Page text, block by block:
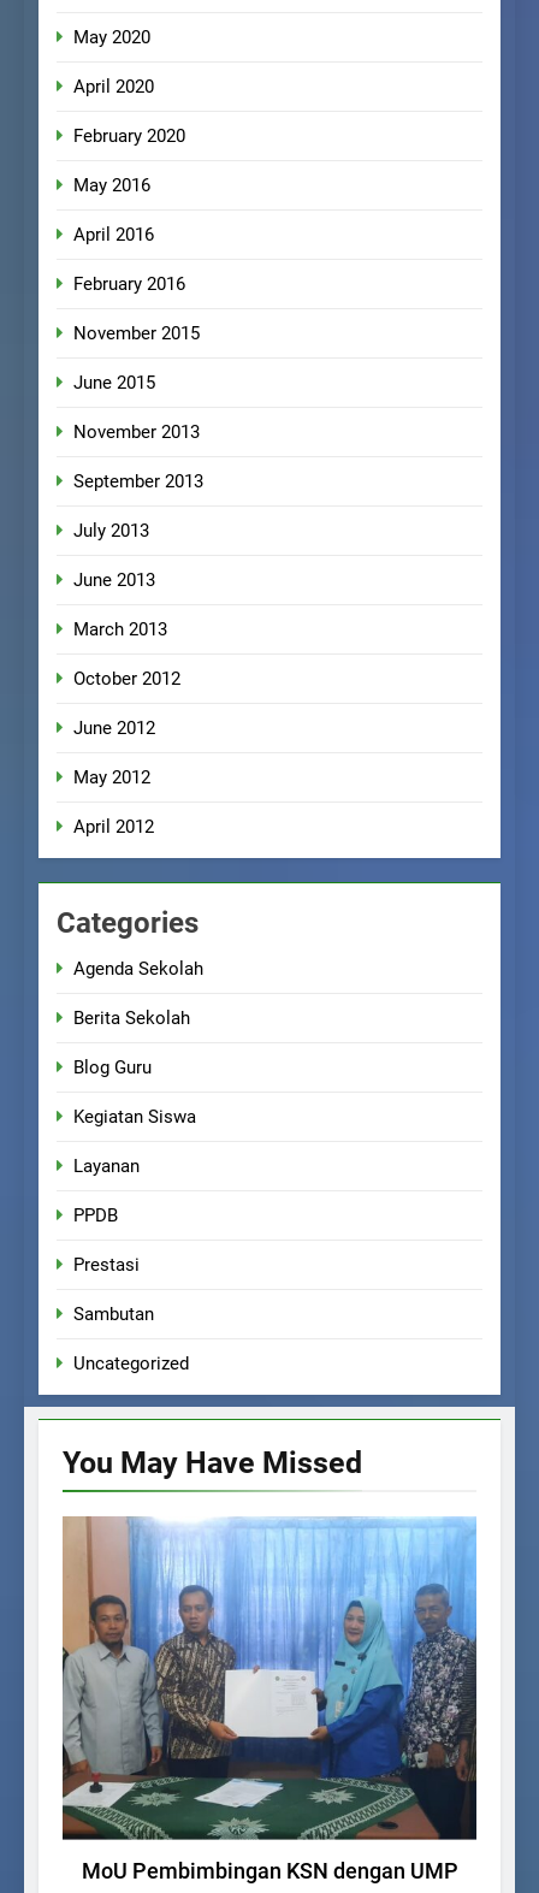
May 2020
April 2020
February 2020
May 2016
April 2016
February 2016
November 2015
June 2015
November 2013
September 2013
July 2013
June 2013
March 2013
October 2012
June 2012
May 2012
April 2012
Categories
Agenda Sekolah
Berita Sekolah
Blog Guru
Kegiatan Siswa
Layanan
PPDB
Prestasi
Sambutan
Uncategorized
You May Have Missed
AGENDA SEKOLAH
MoU Pembimbingan KSN dengan UMP